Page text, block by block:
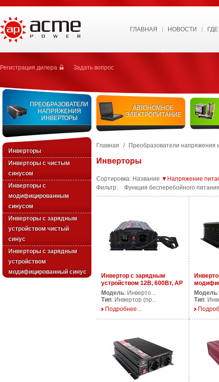
ГЛАВНАЯ НОВОСТИ
Регистрация дилера Задать вопрос
ПРЕОБРАЗОВАТЕЛИ
НАПРЯЖЕНИЯ
ИНВЕРТОРЫ
АВТОНОМНОЕ
ЭЛЕКТРОПИТАНИЕ
Инверторы
Инверторы с чистым
синусом
Инверторы с
модифицированным
синусом
Инверторы с зарядным
устройством чистый
синус
Инверторы с зарядным
устройством
модифицированный синус
Главная / Преобразователи напряжения
Инверторы
Сортировка: Название ▼Напряжение
Фильтр:
Функция бесперебойного
Инвертор с зарядным
устройством 12В, 600Вт, AP
CPS600/12V
Модель: Инверто...
Тип: Инвертор (пр...
Подробнее...
AP
Модель
Тип: